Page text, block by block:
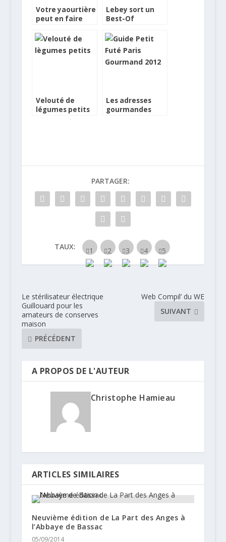
Votre yaourtière
peut en faire
Lebey sort un
Best-Of
Velouté de
légumes petits
Les adresses
gourmandes
PARTAGER:
TAUX:
Le stérilisateur électrique
Guillouard pour les
amateurs de conserves
maison
PRÉCÉDENT
Web Compil’ du WE
SUIVANT
A PROPOS DE L'AUTEUR
Christophe Hamieau
ARTICLES SIMILAIRES
Neuvième édition de La Part des Anges à
l’Abbaye de Bassac
05/09/2014